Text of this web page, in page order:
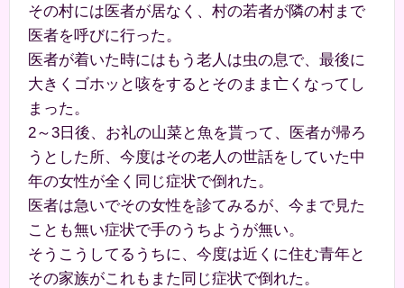
その村には医者が居なく、村の若者が隣の村まで
医者を呼びに行った。
医者が着いた時にはもう老人は虫の息で、最後に
大きくゴホッと咳をするとそのまま亡くなってし
まった。
2～3日後、お礼の山菜と魚を貰って、医者が帰ろ
うとした所、今度はその老人の世話をしていた中
年の女性が全く同じ症状で倒れた。
医者は急いでその女性を診てみるが、今まで見た
ことも無い症状で手のうちようが無い。
そうこうしてるうちに、今度は近くに住む青年と
その家族がこれもまた同じ症状で倒れた。